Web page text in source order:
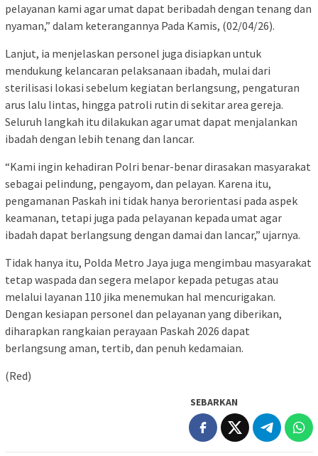
pelayanan kami agar umat dapat beribadah dengan tenang dan
nyaman,” dalam keterangannya Pada Kamis, (02/04/26).
Lanjut, ia menjelaskan personel juga disiapkan untuk
mendukung kelancaran pelaksanaan ibadah, mulai dari
sterilisasi lokasi sebelum kegiatan berlangsung, pengaturan
arus lalu lintas, hingga patroli rutin di sekitar area gereja.
Seluruh langkah itu dilakukan agar umat dapat menjalankan
ibadah dengan lebih tenang dan lancar.
“Kami ingin kehadiran Polri benar-benar dirasakan masyarakat
sebagai pelindung, pengayom, dan pelayan. Karena itu,
pengamanan Paskah ini tidak hanya berorientasi pada aspek
keamanan, tetapi juga pada pelayanan kepada umat agar
ibadah dapat berlangsung dengan damai dan lancar,” ujarnya.
Tidak hanya itu, Polda Metro Jaya juga mengimbau masyarakat
tetap waspada dan segera melapor kepada petugas atau
melalui layanan 110 jika menemukan hal mencurigakan.
Dengan kesiapan personel dan pelayanan yang diberikan,
diharapkan rangkaian perayaan Paskah 2026 dapat
berlangsung aman, tertib, dan penuh kedamaian.
(Red)
SEBARKAN